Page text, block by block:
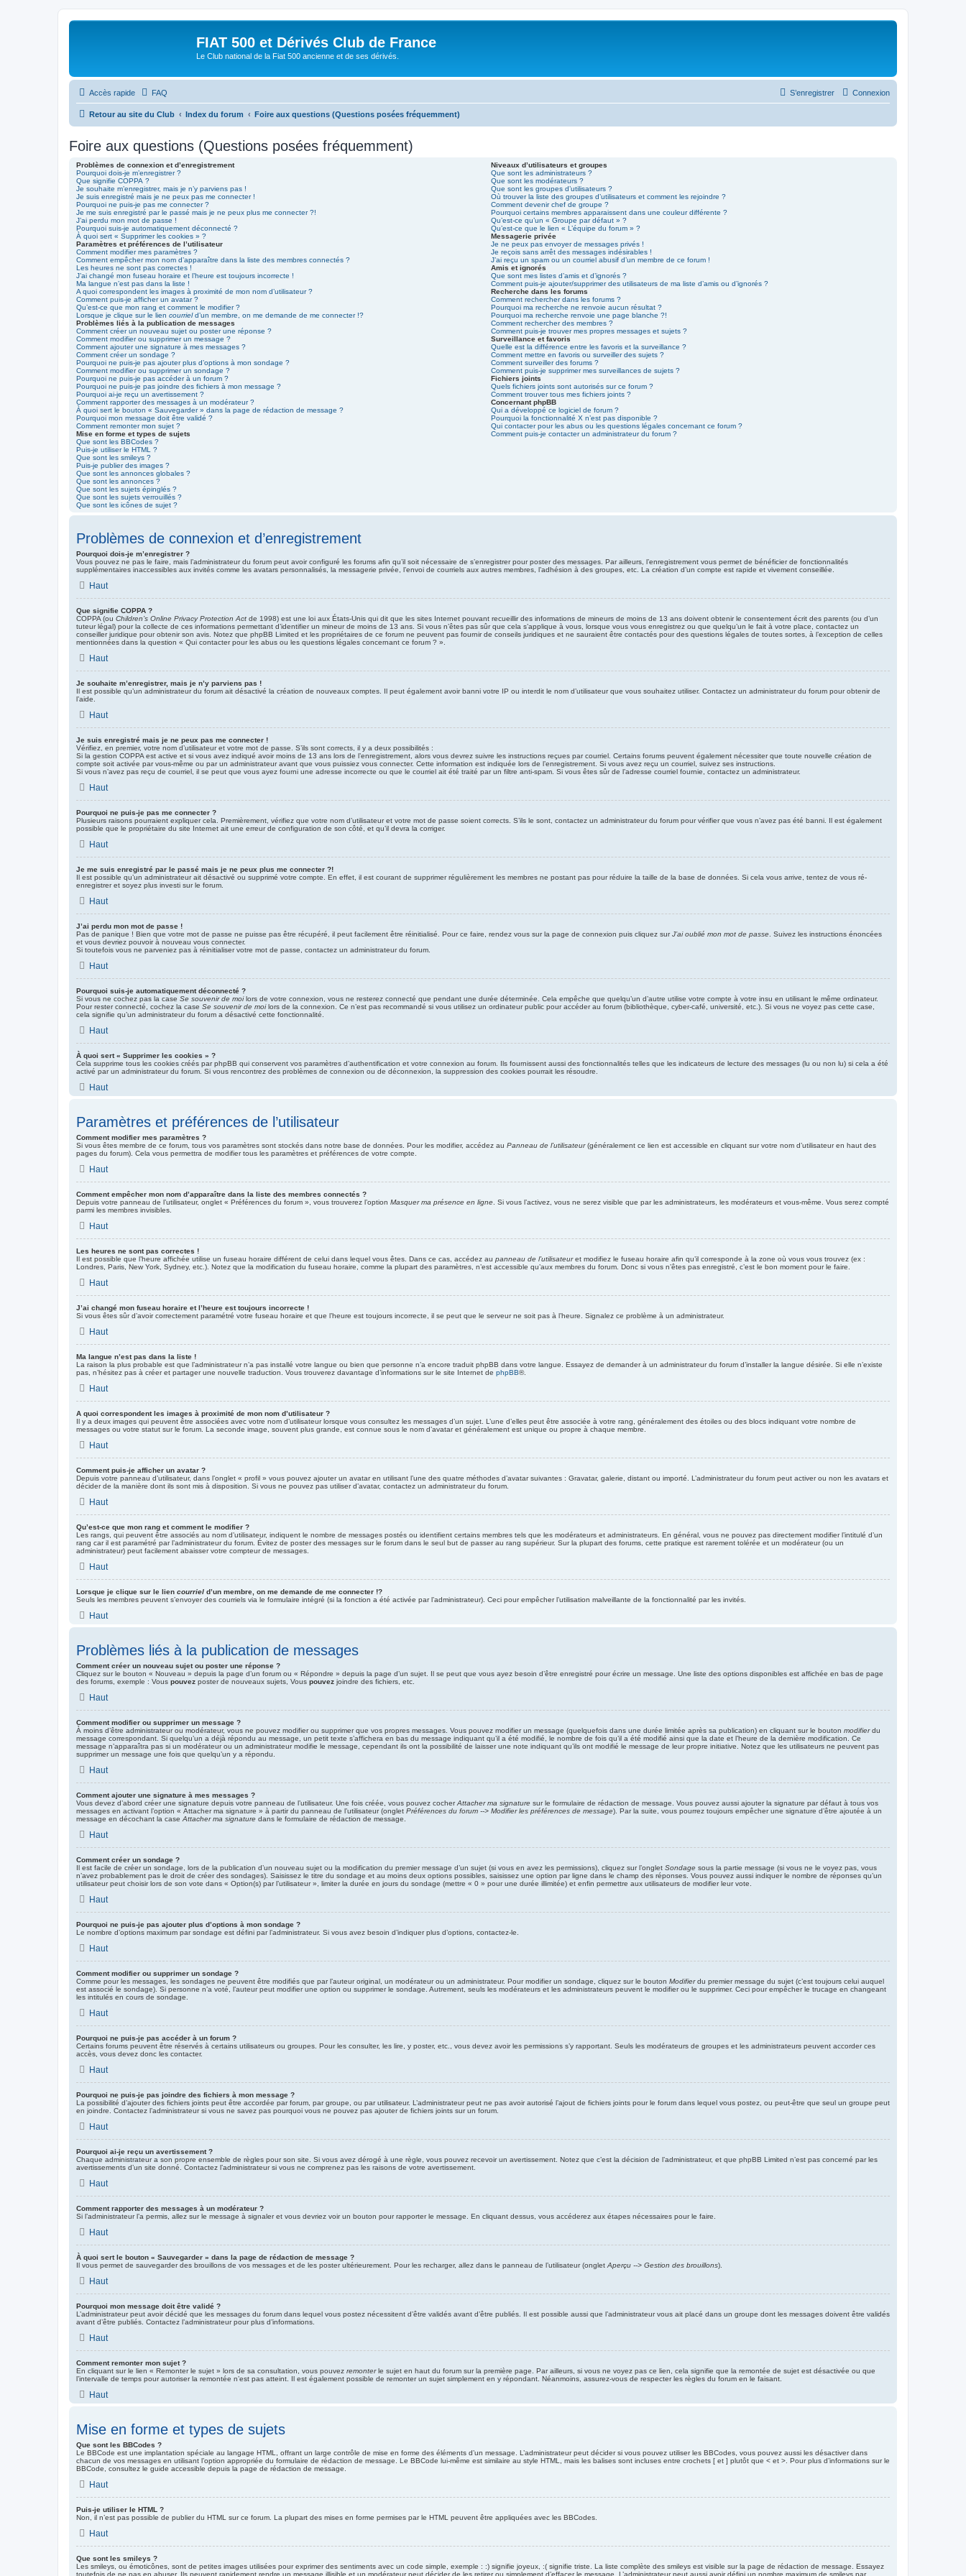
FIAT 500 et Dérivés Club de France
Le Club national de la Fiat 500 ancienne et de ses dérivés.
Accès rapide FAQ Connexion
S’enregistrer
Retour au site du Club Index du forum Foire aux questions (Questions posées fréquemment)
Foire aux questions (Questions posées fréquemment)
Problèmes de connexion et d’enregistrement
Pourquoi dois-je m’enregistrer ?
Que signifie COPPA ?
Je souhaite m’enregistrer, mais je n’y parviens pas !
Je suis enregistré mais je ne peux pas me connecter !
Pourquoi ne puis-je pas me connecter ?
Je me suis enregistré par le passé mais je ne peux plus me connecter ?!
J’ai perdu mon mot de passe !
Pourquoi suis-je automatiquement déconnecté ?
À quoi sert « Supprimer les cookies » ?
Paramètres et préférences de l’utilisateur
Comment modifier mes paramètres ?
Comment empêcher mon nom d’apparaître dans la liste des membres connectés ?
Les heures ne sont pas correctes !
J’ai changé mon fuseau horaire et l’heure est toujours incorrecte !
Ma langue n’est pas dans la liste !
A quoi correspondent les images à proximité de mon nom d’utilisateur ?
Comment puis-je afficher un avatar ?
Qu’est-ce que mon rang et comment le modifier ?
Lorsque je clique sur le lien courrield’un membre, on me demande de me connecter !?
Problèmes liés à la publication de messages
Comment créer un nouveau sujet ou poster une réponse ?
Comment modifier ou supprimer un message ?
Comment ajouter une signature à mes messages ?
Comment créer un sondage ?
Pourquoi ne puis-je pas ajouter plus d’options à mon sondage ?
Comment modifier ou supprimer un sondage ?
Pourquoi ne puis-je pas accéder à un forum ?
Pourquoi ne puis-je pas joindre des fichiers à mon message ?
Pourquoi ai-je reçu un avertissement ?
Comment rapporter des messages à un modérateur ?
À quoi sert le bouton « Sauvegarder » dans la page de rédaction de message ?
Pourquoi mon message doit être validé ?
Comment remonter mon sujet ?
Mise en forme et types de sujets
Que sont les BBCodes ?
Puis-je utiliser le HTML ?
Que sont les smileys ?
Puis-je publier des images ?
Que sont les annonces globales ?
Que sont les annonces ?
Que sont les sujets épinglés ?
Que sont les sujets verrouillés ?
Que sont les icônes de sujet ?
Niveaux d’utilisateurs et groupes
Que sont les administrateurs ?
Que sont les modérateurs ?
Que sont les groupes d’utilisateurs ?
Où trouver la liste des groupes d’utilisateurs et comment les rejoindre ?
Comment devenir chef de groupe ?
Pourquoi certains membres apparaissent dans une couleur différente ?
Qu’est-ce qu’un « Groupe par défaut » ?
Qu’est-ce que le lien « L’équipe du forum » ?
Messagerie privée
Je ne peux pas envoyer de messages privés !
Je reçois sans arrêt des messages indésirables !
J’ai reçu un spam ou un courriel abusif d’un membre de ce forum !
Amis et ignorés
Que sont mes listes d’amis et d’ignorés ?
Comment puis-je ajouter/supprimer des utilisateurs de ma liste d’amis ou d’ignorés ?
Recherche dans les forums
Comment rechercher dans les forums ?
Pourquoi ma recherche ne renvoie aucun résultat ?
Pourquoi ma recherche renvoie une page blanche ?!
Comment rechercher des membres ?
Comment puis-je trouver mes propres messages et sujets ?
Surveillance et favoris
Quelle est la différence entre les favoris et la surveillance ?
Comment mettre en favoris ou surveiller des sujets ?
Comment surveiller des forums ?
Comment puis-je supprimer mes surveillances de sujets ?
Fichiers joints
Quels fichiers joints sont autorisés sur ce forum ?
Comment trouver tous mes fichiers joints ?
Concernant phpBB
Qui a développé ce logiciel de forum ?
Pourquoi la fonctionnalité X n’est pas disponible ?
Qui contacter pour les abus ou les questions légales concernant ce forum ?
Comment puis-je contacter un administrateur du forum ?
Problèmes de connexion et d’enregistrement
Pourquoi dois-je m’enregistrer ?
Vous pouvez ne pas le faire, mais l’administrateur du forum peut avoir configuré les forums afin qu’il soit nécessaire de s’enregistrer pour poster des messages. Par ailleurs, l’enregistrement vous permet de bénéficier de fonctionnalités
supplémentaires inaccessibles aux invités comme les avatars personnalisés, la messagerie privée, l’envoi de courriels aux autres membres, l’adhésion à des groupes, etc. La création d’un compte est rapide et vivement conseillée.
Haut
Que signifie COPPA ?
COPPA (ou Children’s Online Privacy Protection Act de 1998) est une loi aux États-Unis qui dit que les sites Internet pouvant recueillir des informations de mineurs de moins de 13 ans doivent obtenir le consentement écrit des parents (ou d’un
tuteur légal) pour la collecte de ces informations permettant d’identifier un mineur de moins de 13 ans. Si vous n’êtes pas sûr que cela s’applique à vous, lorsque vous vous enregistrez ou que quelqu’un le fait à votre place, contactez un
conseiller juridique pour obtenir son avis. Notez que phpBB Limited et les propriétaires de ce forum ne peuvent pas fournir de conseils juridiques et ne sauraient être contactés pour des questions légales de toutes sortes, à l’exception de celles
mentionnées dans la question « Qui contacter pour les abus ou les questions légales concernant ce forum ? ».
Haut
Je souhaite m’enregistrer, mais je n’y parviens pas !
Il est possible qu’un administrateur du forum ait désactivé la création de nouveaux comptes. Il peut également avoir banni votre IP ou interdit le nom d’utilisateur que vous souhaitez utiliser. Contactez un administrateur du forum pour obtenir de
l’aide.
Haut
Je suis enregistré mais je ne peux pas me connecter !
Vérifiez, en premier, votre nom d’utilisateur et votre mot de passe. S’ils sont corrects, il y a deux possibilités :
Si la gestion COPPA est active et si vous avez indiqué avoir moins de 13 ans lors de l’enregistrement, alors vous devrez suivre les instructions reçues par courriel. Certains forums peuvent également nécessiter que toute nouvelle création de
compte soit activée par vous-même ou par un administrateur avant que vous puissiez vous connecter. Cette information est indiquée lors de l’enregistrement. Si vous avez reçu un courriel, suivez ses instructions.
Si vous n’avez pas reçu de courriel, il se peut que vous ayez fourni une adresse incorrecte ou que le courriel ait été traité par un filtre anti-spam. Si vous êtes sûr de l’adresse courriel fournie, contactez un administrateur.
Haut
Pourquoi ne puis-je pas me connecter ?
Plusieurs raisons pourraient expliquer cela. Premièrement, vérifiez que votre nom d’utilisateur et votre mot de passe soient corrects. S’ils le sont, contactez un administrateur du forum pour vérifier que vous n’avez pas été banni. Il est également
possible que le propriétaire du site Internet ait une erreur de configuration de son côté, et qu’il devra la corriger.
Haut
Je me suis enregistré par le passé mais je ne peux plus me connecter ?!
Il est possible qu’un administrateur ait désactivé ou supprimé votre compte. En effet, il est courant de supprimer régulièrement les membres ne postant pas pour réduire la taille de la base de données. Si cela vous arrive, tentez de vous ré-
enregistrer et soyez plus investi sur le forum.
Haut
J’ai perdu mon mot de passe !
Pas de panique ! Bien que votre mot de passe ne puisse pas être récupéré, il peut facilement être réinitialisé. Pour ce faire, rendez vous sur la page de connexion puis cliquez surJ’ai oublié mon mot de passe . Suivez les instructions énoncées
et vous devriez pouvoir à nouveau vous connecter.
Si toutefois vous ne parveniez pas à réinitialiser votre mot de passe, contactez un administrateur du forum.
Haut
Pourquoi suis-je automatiquement déconnecté ?
Si vous ne cochez pas la case Se souvenir de moilors de votre connexion, vous ne resterez connecté que pendant une durée déterminée. Cela empêche que quelqu’un d’autre utilise votre compte à votre insu en utilisant le même ordinateur.
Pour rester connecté, cochez la case Se souvenir de moilors de la connexion. Ce n’est pas recommandé si vous utilisez un ordinateur public pour accéder au forum (bibliothèque, cyber-café, université, etc.). Si vous ne voyez pas cette case,
cela signifie qu’un administrateur du forum a désactivé cette fonctionnalité.
Haut
À quoi sert « Supprimer les cookies » ?
Cela supprime tous les cookies créés par phpBB qui conservent vos paramètres d’authentification et votre connexion au forum. Ils fournissent aussi des fonctionnalités telles que les indicateurs de lecture des messages (lu ou non lu) si cela a été
activé par un administrateur du forum. Si vous rencontrez des problèmes de connexion ou de déconnexion, la suppression des cookies pourrait les résoudre.
Haut
Paramètres et préférences de l’utilisateur
Comment modifier mes paramètres ?
Si vous êtes membre de ce forum, tous vos paramètres sont stockés dans notre base de données. Pour les modifier, accédez au Panneau de l’utilisateur(généralement ce lien est accessible en cliquant sur votre nom d’utilisateur en haut des
pages du forum). Cela vous permettra de modifier tous les paramètres et préférences de votre compte.
Haut
Comment empêcher mon nom d’apparaître dans la liste des membres connectés ?
Depuis votre panneau de l’utilisateur, onglet « Préférences du forum », vous trouverez l’option Masquer ma présence en ligne . Si vous l’activez, vous ne serez visible que par les administrateurs, les modérateurs et vous-même. Vous serez compté
parmi les membres invisibles.
Haut
Les heures ne sont pas correctes !
Il est possible que l’heure affichée utilise un fuseau horaire différent de celui dans lequel vous êtes. Dans ce cas, accédez au panneau de l’utilisateuret modifiez le fuseau horaire afin qu’il corresponde à la zone où vous vous trouvez (ex :
Londres, Paris, New York, Sydney, etc.). Notez que la modification du fuseau horaire, comme la plupart des paramètres, n’est accessible qu’aux membres du forum. Donc si vous n’êtes pas enregistré, c’est le bon moment pour le faire.
Haut
J’ai changé mon fuseau horaire et l’heure est toujours incorrecte !
Si vous êtes sûr d’avoir correctement paramétré votre fuseau horaire et que l’heure est toujours incorrecte, il se peut que le serveur ne soit pas à l’heure. Signalez ce problème à un administrateur.
Haut
Ma langue n’est pas dans la liste !
La raison la plus probable est que l’administrateur n’a pas installé votre langue ou bien que personne n’a encore traduit phpBB dans votre langue. Essayez de demander à un administrateur du forum d’installer la langue désirée. Si elle n’existe
pas, n’hésitez pas à créer et partager une nouvelle traduction. Vous trouverez davantage d’informations sur le site Internet de phpBB®.
Haut
A quoi correspondent les images à proximité de mon nom d’utilisateur ?
Il y a deux images qui peuvent être associées avec votre nom d’utilisateur lorsque vous consultez les messages d’un sujet. L’une d’elles peut être associée à votre rang, généralement des étoiles ou des blocs indiquant votre nombre de
messages ou votre statut sur le forum. La seconde image, souvent plus grande, est connue sous le nom d’avatar et généralement est unique ou propre à chaque membre.
Haut
Comment puis-je afficher un avatar ?
Depuis votre panneau d’utilisateur, dans l’onglet « profil » vous pouvez ajouter un avatar en utilisant l’une des quatre méthodes d’avatar suivantes : Gravatar, galerie, distant ou importé. L’administrateur du forum peut activer ou non les avatars et
décider de la manière dont ils sont mis à disposition. Si vous ne pouvez pas utiliser d’avatar, contactez un administrateur du forum.
Haut
Qu’est-ce que mon rang et comment le modifier ?
Les rangs, qui peuvent être associés au nom d’utilisateur, indiquent le nombre de messages postés ou identifient certains membres tels que les modérateurs et administrateurs. En général, vous ne pouvez pas directement modifier l’intitulé d’un
rang car il est paramétré par l’administrateur du forum. Évitez de poster des messages sur le forum dans le seul but de passer au rang supérieur. Sur la plupart des forums, cette pratique est rarement tolérée et un modérateur (ou un
administrateur) peut facilement abaisser votre compteur de messages.
Haut
Lorsque je clique sur le lien courriel d’un membre, on me demande de me connecter !?
Seuls les membres peuvent s’envoyer des courriels via le formulaire intégré (si la fonction a été activée par l’administrateur). Ceci pour empêcher l’utilisation malveillante de la fonctionnalité par les invités.
Haut
Problèmes liés à la publication de messages
Comment créer un nouveau sujet ou poster une réponse ?
Cliquez sur le bouton « Nouveau » depuis la page d’un forum ou « Répondre » depuis la page d’un sujet. Il se peut que vous ayez besoin d’être enregistré pour écrire un message. Une liste des options disponibles est affichée en bas de page
des forums, exemple : Vous pouvez poster de nouveaux sujets, Vous pouvez joindre des fichiers, etc.
Haut
Comment modifier ou supprimer un message ?
À moins d’être administrateur ou modérateur, vous ne pouvez modifier ou supprimer que vos propres messages. Vous pouvez modifier un message (quelquefois dans une durée limitée après sa publication) en cliquant sur le bouton modifierdu
message correspondant. Si quelqu’un a déjà répondu au message, un petit texte s’affichera en bas du message indiquant qu’il a été modifié, le nombre de fois qu’il a été modifié ainsi que la date et l’heure de la dernière modification. Ce
message n’apparaîtra pas si un modérateur ou un administrateur modifie le message, cependant ils ont la possibilité de laisser une note indiquant qu’ils ont modifié le message de leur propre initiative. Notez que les utilisateurs ne peuvent pas
supprimer un message une fois que quelqu’un y a répondu.
Haut
Comment ajouter une signature à mes messages ?
Vous devez d’abord créer une signature depuis votre panneau de l’utilisateur. Une fois créée, vous pouvez cocherAttacher ma signature sur le formulaire de rédaction de message. Vous pouvez aussi ajouter la signature par défaut à tous vos
messages en activant l’option « Attacher ma signature » à partir du panneau de l’utilisateur (onglet Préférences du forum --> Modifier les préférences de message). Par la suite, vous pourrez toujours empêcher une signature d’être ajoutée à un
message en décochant la case Attacher ma signature dans le formulaire de rédaction de message.
Haut
Comment créer un sondage ?
Il est facile de créer un sondage, lors de la publication d’un nouveau sujet ou la modification du premier message d’un sujet (si vous en avez les permissions), cliquez sur l’onglet Sondage sous la partie message (si vous ne le voyez pas, vous
n’avez probablement pas le droit de créer des sondages). Saisissez le titre du sondage et au moins deux options possibles, saisissez une option par ligne dans le champ des réponses. Vous pouvez aussi indiquer le nombre de réponses qu’un
utilisateur peut choisir lors de son vote dans « Option(s) par l’utilisateur », limiter la durée en jours du sondage (mettre « 0 » pour une durée illimitée) et enfin permettre aux utilisateurs de modifier leur vote.
Haut
Pourquoi ne puis-je pas ajouter plus d’options à mon sondage ?
Le nombre d’options maximum par sondage est défini par l’administrateur. Si vous avez besoin d’indiquer plus d’options, contactez-le.
Haut
Comment modifier ou supprimer un sondage ?
Comme pour les messages, les sondages ne peuvent être modifiés que par l’auteur original, un modérateur ou un administrateur. Pour modifier un sondage, cliquez sur le bouton Modifierdu premier message du sujet (c’est toujours celui auquel
est associé le sondage). Si personne n’a voté, l’auteur peut modifier une option ou supprimer le sondage. Autrement, seuls les modérateurs et les administrateurs peuvent le modifier ou le supprimer. Ceci pour empêcher le trucage en changeant
les intitulés en cours de sondage.
Haut
Pourquoi ne puis-je pas accéder à un forum ?
Certains forums peuvent être réservés à certains utilisateurs ou groupes. Pour les consulter, les lire, y poster, etc., vous devez avoir les permissions s’y rapportant. Seuls les modérateurs de groupes et les administrateurs peuvent accorder ces
accès, vous devez donc les contacter.
Haut
Pourquoi ne puis-je pas joindre des fichiers à mon message ?
La possibilité d’ajouter des fichiers joints peut être accordée par forum, par groupe, ou par utilisateur. L’administrateur peut ne pas avoir autorisé l’ajout de fichiers joints pour le forum dans lequel vous postez, ou peut-être que seul un groupe peut
en joindre. Contactez l’administrateur si vous ne savez pas pourquoi vous ne pouvez pas ajouter de fichiers joints sur un forum.
Haut
Pourquoi ai-je reçu un avertissement ?
Chaque administrateur a son propre ensemble de règles pour son site. Si vous avez dérogé à une règle, vous pouvez recevoir un avertissement. Notez que c’est la décision de l’administrateur, et que phpBB Limited n’est pas concerné par les
avertissements d’un site donné. Contactez l’administrateur si vous ne comprenez pas les raisons de votre avertissement.
Haut
Comment rapporter des messages à un modérateur ?
Si l’administrateur l’a permis, allez sur le message à signaler et vous devriez voir un bouton pour rapporter le message. En cliquant dessus, vous accéderez aux étapes nécessaires pour le faire.
Haut
À quoi sert le bouton « Sauvegarder » dans la page de rédaction de message ?
Il vous permet de sauvegarder des brouillons de vos messages et de les poster ultérieurement. Pour les recharger, allez dans le panneau de l’utilisateur (onglet Aperçu --> Gestion des brouillons).
Haut
Pourquoi mon message doit être validé ?
L’administrateur peut avoir décidé que les messages du forum dans lequel vous postez nécessitent d’être validés avant d’être publiés. Il est possible aussi que l’administrateur vous ait placé dans un groupe dont les messages doivent être validés
avant d’être publiés. Contactez l’administrateur pour plus d’informations.
Haut
Comment remonter mon sujet ?
En cliquant sur le lien « Remonter le sujet » lors de sa consultation, vous pouvez remonterle sujet en haut du forum sur la première page. Par ailleurs, si vous ne voyez pas ce lien, cela signifie que la remontée de sujet est désactivée ou que
l’intervalle de temps pour autoriser la remontée n’est pas atteint. Il est également possible de remonter un sujet simplement en y répondant. Néanmoins, assurez-vous de respecter les règles du forum en le faisant.
Haut
Mise en forme et types de sujets
Que sont les BBCodes ?
Le BBCode est une implantation spéciale au langage HTML, offrant un large contrôle de mise en forme des éléments d’un message. L’administrateur peut décider si vous pouvez utiliser les BBCodes, vous pouvez aussi les désactiver dans
chacun de vos messages en utilisant l’option appropriée du formulaire de rédaction de message. Le BBCode lui-même est similaire au style HTML, mais les balises sont incluses entre crochets [ et ] plutôt que < et >. Pour plus d’informations sur le
BBCode, consultez le guide accessible depuis la page de rédaction de message.
Haut
Puis-je utiliser le HTML ?
Non, il n’est pas possible de publier du HTML sur ce forum. La plupart des mises en forme permises par le HTML peuvent être appliquées avec les BBCodes.
Haut
Que sont les smileys ?
Les smileys, ou émoticônes, sont de petites images utilisées pour exprimer des sentiments avec un code simple, exemple : :) signifie joyeux, :( signifie triste. La liste complète des smileys est visible sur la page de rédaction de message. Essayez
toutefois de ne pas en abuser. Ils peuvent rapidement rendre un message illisible et un modérateur peut décider de les retirer ou simplement d’effacer le message. L’administrateur peut aussi avoir défini un nombre maximum de smileys par